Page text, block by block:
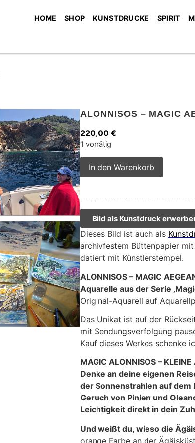
HOME SHOP KUNSTDRUCKE SPIRIT
ALONNISOS – MAGIC
220,00 €
1 vorrätig
In den Warenkorb
Bild als Kunstdruck
Dieses Bild ist auch als
archivfestem Büttenpapier
datiert mit Künstlerstempel.
ALONNISOS – MAGIC
Aquarelle aus der Serie
Original-Aquarell auf
Das Unikat ist auf der
mit Sendungsverfolgung
Kauf dieses Werkes schenke
MAGIC ALONNISOS – KLEINE
Denke an deine eigenen
der Sonnenstrahlen auf dem
Geruch von Pinien und
Leichtigkeit direkt in dein
Und weißt du, wieso die
orange Farbe an der